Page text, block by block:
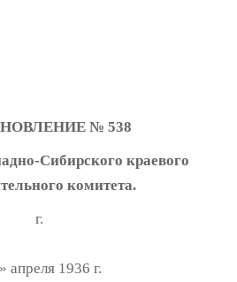
№ 538
Сибирского краевого
комитета.
г.
апреля 1936 г.